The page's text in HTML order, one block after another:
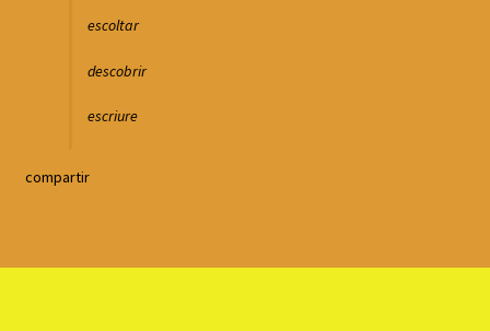
escoltar
descobrir
escriure
compartir